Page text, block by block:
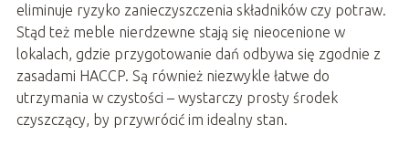
eliminuje ryzyko zanieczyszczenia składników czy potraw.
Stąd też meble nierdzewne stają się nieocenione w
lokalach, gdzie przygotowanie dań odbywa się zgodnie z
zasadami HACCP. Są również niezwykle łatwe do
utrzymania w czystości – wystarczy prosty środek
czyszczący, by przywrócić im idealny stan.